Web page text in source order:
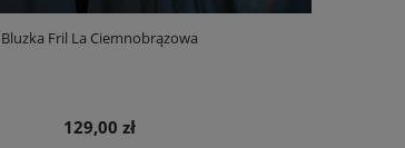
Bluzka Fril La Ciemnobrązowa
129,00 zł